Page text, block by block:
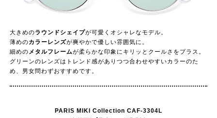
大きめのラウンドシェイプが可愛くオシャレなモデル。
薄めのカラーレンズが爽やかで優しい雰囲気に。
細めのメタルフレームが柔らかな印象にキリッとクールさをプラス。
グリーンのレンズはトレンド感がありつつ合わせやすいカラーのた
め、男女問わずおすすめです。
PARIS MIKI Collection CAF-3304L